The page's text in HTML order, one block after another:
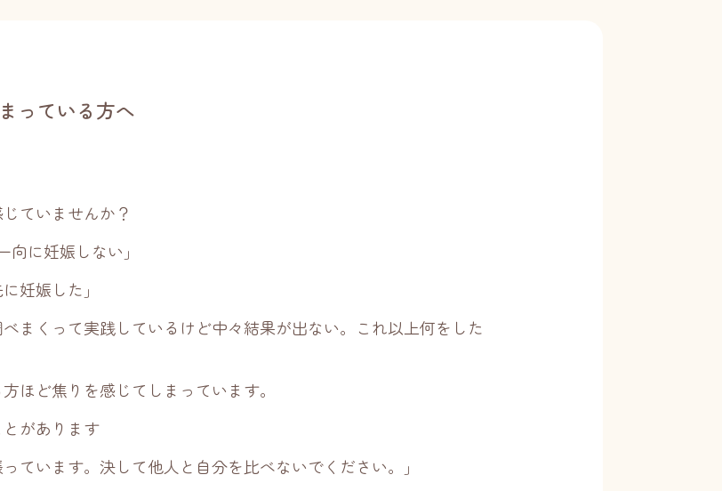
っている方へ
ていませんか？
向に妊娠しない」
妊娠した」
べまくって実践しているけど中々結果が出ない。これ以上何をした
ほど焦りを感じてしまっています。
があります
ています。決して他人と自分を比べないでください。」